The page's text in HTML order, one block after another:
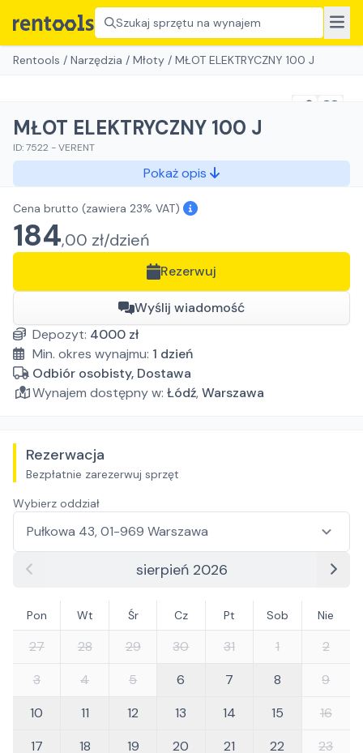
Szukaj sprzętu na wynajem
Rentools / Narzędzia / Młoty / MŁOT ELEKTRYCZNY 100 J
MŁOT ELEKTRYCZNY 100 J
ID:7522 -VERENT
Pokaż opis
Cena brutto (zawiera 23% VAT)
184,00 zł/dzień
Rezerwuj
Wyślij wiadomość
Depozyt: 4000 zł
Min. okres wynajmu: 1 dzień
Odbiór osobisty, Dostawa
Wynajem dostępny w: Łódź,Warszawa
Rezerwacja
Bezpłatnie zarezerwuj sprzęt
Wybierz oddział
sierpień 2026
Pon Wt Śr Cz Pt Sob Nie
27 28 29 30 31 1
2
3
4 5 6 7 8
9
10
11 12 13 14 15
16
17
18 19 20 21 22
23